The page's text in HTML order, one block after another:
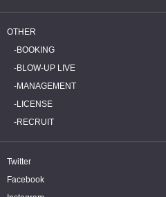
OTHER
BOOKING
BLOW-UP LIVE
MANAGEMENT
LICENSE
RECRUIT
Twitter
Facebook